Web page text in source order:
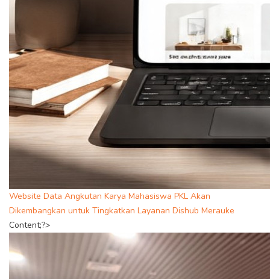
Website Data Angkutan Karya Mahasiswa PKL Akan
Dikembangkan untuk Tingkatkan Layanan Dishub Merauke
Content;?>